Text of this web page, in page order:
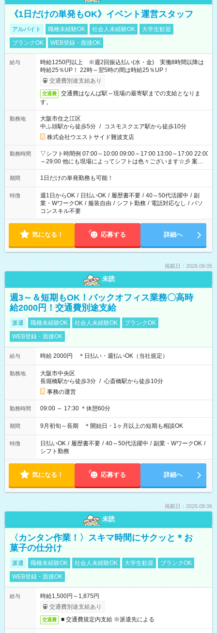
《1日だけの単発もOK》イベント運営スタッフ
アルバイト 職種未経験OK 社会人未経験OK
大学生歓迎
ブランクOK
WEB登録・面接OK
給与
時給1250円以上 ※週2回振込払い(水・金) 実働8時間以降は
時給25％UP！ 22時～翌5時の間は時給25％UP！
交通費別途支給あり
交通費
交通費はなんば駅～現場の最寄駅までの支給となりま
す。
勤務地
大阪市住之江区
中ふ頭駅から徒歩5分 / コスモスクエア駅から徒歩10分
株式会社ウエストサイド難波支店
勤務時間
▽シフト時間例 07:00～10:00 09:00～17:00 13:00～17:00 22:00
～29:00 他にも現場によってシフトは色々ございます☆彡 案件
次第では午前中で終わるお仕事も...！
期間 1日だけの単発勤務も可能！
特徴 週1日からOK / 日払いOK / 履歴書不要 / 40～50代活躍中 / 副
業・WワークOK / 服装自由 / シフト勤務 / 電話対応なし / パソ
コンスキル不要
気になる！ 応募する 詳細へ
掲載日：2026.08.05
未読
週3～＆短期もOK！バックオフィス業務〇高時
給2000円！交通費別途支給
派遣 職種未経験OK 社会人未経験OK
ブランクOK
WEB登録・面接OK
給与 時給 2000円 ＊日払い・週払いOK（当社規定）
勤務地
大阪市中央区
長堀橋駅から徒歩3分 / 心斎橋駅から徒歩10分
事務の運営
勤務時間 09:00 ～ 17:30 ＊休憩60分
期間 9月初旬～長期 ＊開始日・1ヶ月以上の短期も相談OK
特徴 日払いOK / 履歴書不要 / 40～50代活躍中 / 副業・WワークOK /
シフト勤務
気になる！ 応募する 詳細へ
掲載日：2026.08.06
未読
〈カンタン作業！〉スキマ時間にサクッと＊お
菓子の仕分け
派遣 職種未経験OK 社会人未経験OK 大学生歓迎
ブランクOK
WEB登録・面接OK
給与
時給1,500円～1,875円
交通費別途支給あり
交通費 ■ 交通費規定内支給 ※派遣先による